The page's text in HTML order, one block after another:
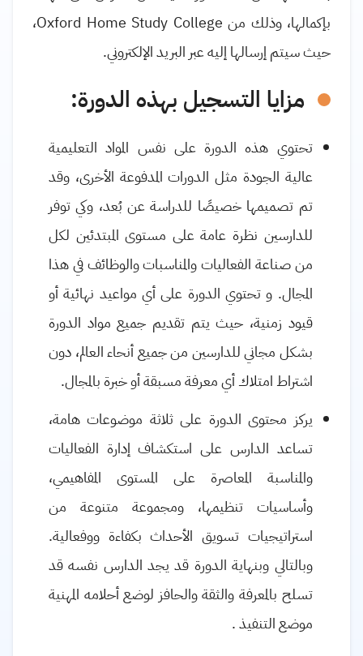
بإكمالها، وذلك من Oxford Home Study College،
حيث سيتم إرسالها إليه عبر البريد الإلكتروني.
مزايا التسجيل بهذه الدورة:
تحتوي هذه الدورة على نفس المواد التعليمية
عالية الجودة مثل الدورات المدفوعة الأخرى، وقد
تم تصميمها خصيصًا للدراسة عن بُعد، وكي توفر
للدارسين نظرة عامة على مستوى المبتدئين لكل
من صناعة الفعاليات والمناسبات والوظائف في هذا
المجال. و تحتوي الدورة على أي مواعيد نهائية أو
قيود زمنية، حيث يتم تقديم جميع مواد الدورة
بشكل مجاني للدارسين من جميع أنحاء العالم، دون
اشتراط امتلاك أي معرفة مسبقة أو خبرة بالمجال.
يركز محتوى الدورة على ثلاثة موضوعات هامة،
تساعد الدارس على استكشاف إدارة الفعاليات
والمناسبة المعاصرة على المستوى المفاهيمي،
وأساسيات تنظيمها، ومجموعة متنوعة من
استراتيجيات تسويق الأحداث بكفاءة ووفعالية.
وبالتالي وبنهاية الدورة قد يجد الدارس نفسه قد
تسلح بالمعرفة والثقة والحافز لوضع أحلامه المهنية
موضع التنفيذ.